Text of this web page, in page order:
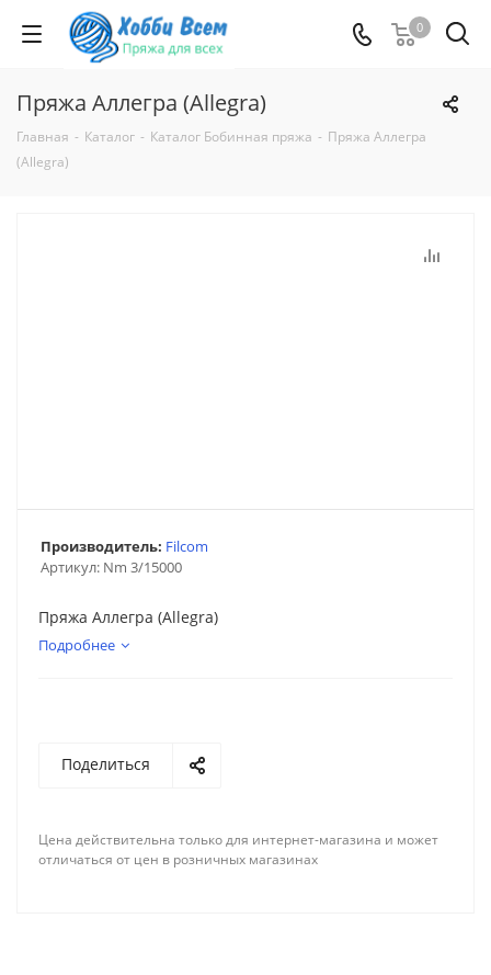
0
Пряжа Аллегра (Allegra)
Главная - Каталог - Каталог Бобинная пряжа - Пряжа Аллегра
(Allegra)
Артикул: Nm 3/15000
Производитель: Filcom
Пряжа Аллегра (Allegra)
Подробнее
Поделиться
Цена действительна только для интернет-магазина и может
отличаться от цен в розничных магазинах